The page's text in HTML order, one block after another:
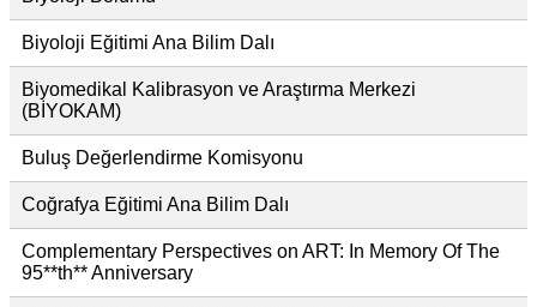
Biyoloji Eğitimi Ana Bilim Dalı
Biyomedikal Kalibrasyon ve Araştırma Merkezi
(BİYOKAM)
Buluş Değerlendirme Komisyonu
Coğrafya Eğitimi Ana Bilim Dalı
Complementary Perspectives on ART: In Memory Of The
95**th** Anniversary